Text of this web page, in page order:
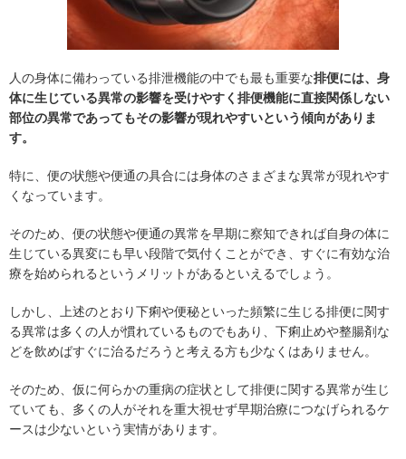
人の身体に備わっている排泄機能の中でも最も重要な排便には、身
体に生じている異常の影響を受けやすく排便機能に直接関係しない
部位の異常であってもその影響が現れやすいという傾向がありま
す。
特に、便の状態や便通の具合には身体のさまざまな異常が現れやす
くなっています。
そのため、便の状態や便通の異常を早期に察知できれば自身の体に
生じている異変にも早い段階で気付くことができ、すぐに有効な治
療を始められるというメリットがあるといえるでしょう。
しかし、上述のとおり下痢や便秘といった頻繁に生じる排便に関す
る異常は多くの人が慣れているものでもあり、下痢止めや整腸剤な
どを飲めばすぐに治るだろうと考える方も少なくはありません。
そのため、仮に何らかの重病の症状として排便に関する異常が生じ
ていても、多くの人がそれを重大視せず早期治療につなげられるケ
ースは少ないという実情があります。